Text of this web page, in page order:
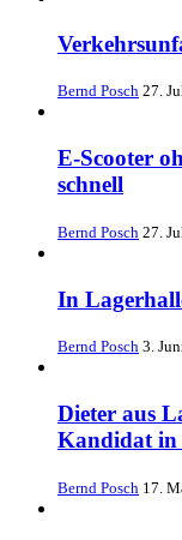
Bernd Posch 27.
E-Scooter
schnell
Bernd Posch 27.
In
Bernd Posch 3.
Dieter aus
Kandidat in
Bernd Posch 17.